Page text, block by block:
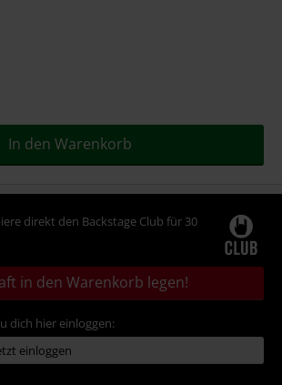
In den Warenkorb
direkt den Backstage Club für 30
in den Warenkorb legen!
dich hier einloggen:
einloggen